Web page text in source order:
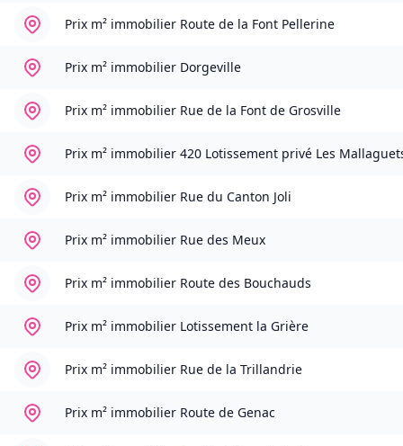
Prix m² immobilier Route de la Font Pellerine
Prix m² immobilier Dorgeville
Prix m² immobilier Rue de la Font de Grosville
Prix m² immobilier 420 Lotissement privé Les
Prix m² immobilier Rue du Canton Joli
Prix m² immobilier Rue des Meux
Prix m² immobilier Route des Bouchauds
Prix m² immobilier Lotissement la Grière
Prix m² immobilier Rue de la Trillandrie
Prix m² immobilier Route de Genac